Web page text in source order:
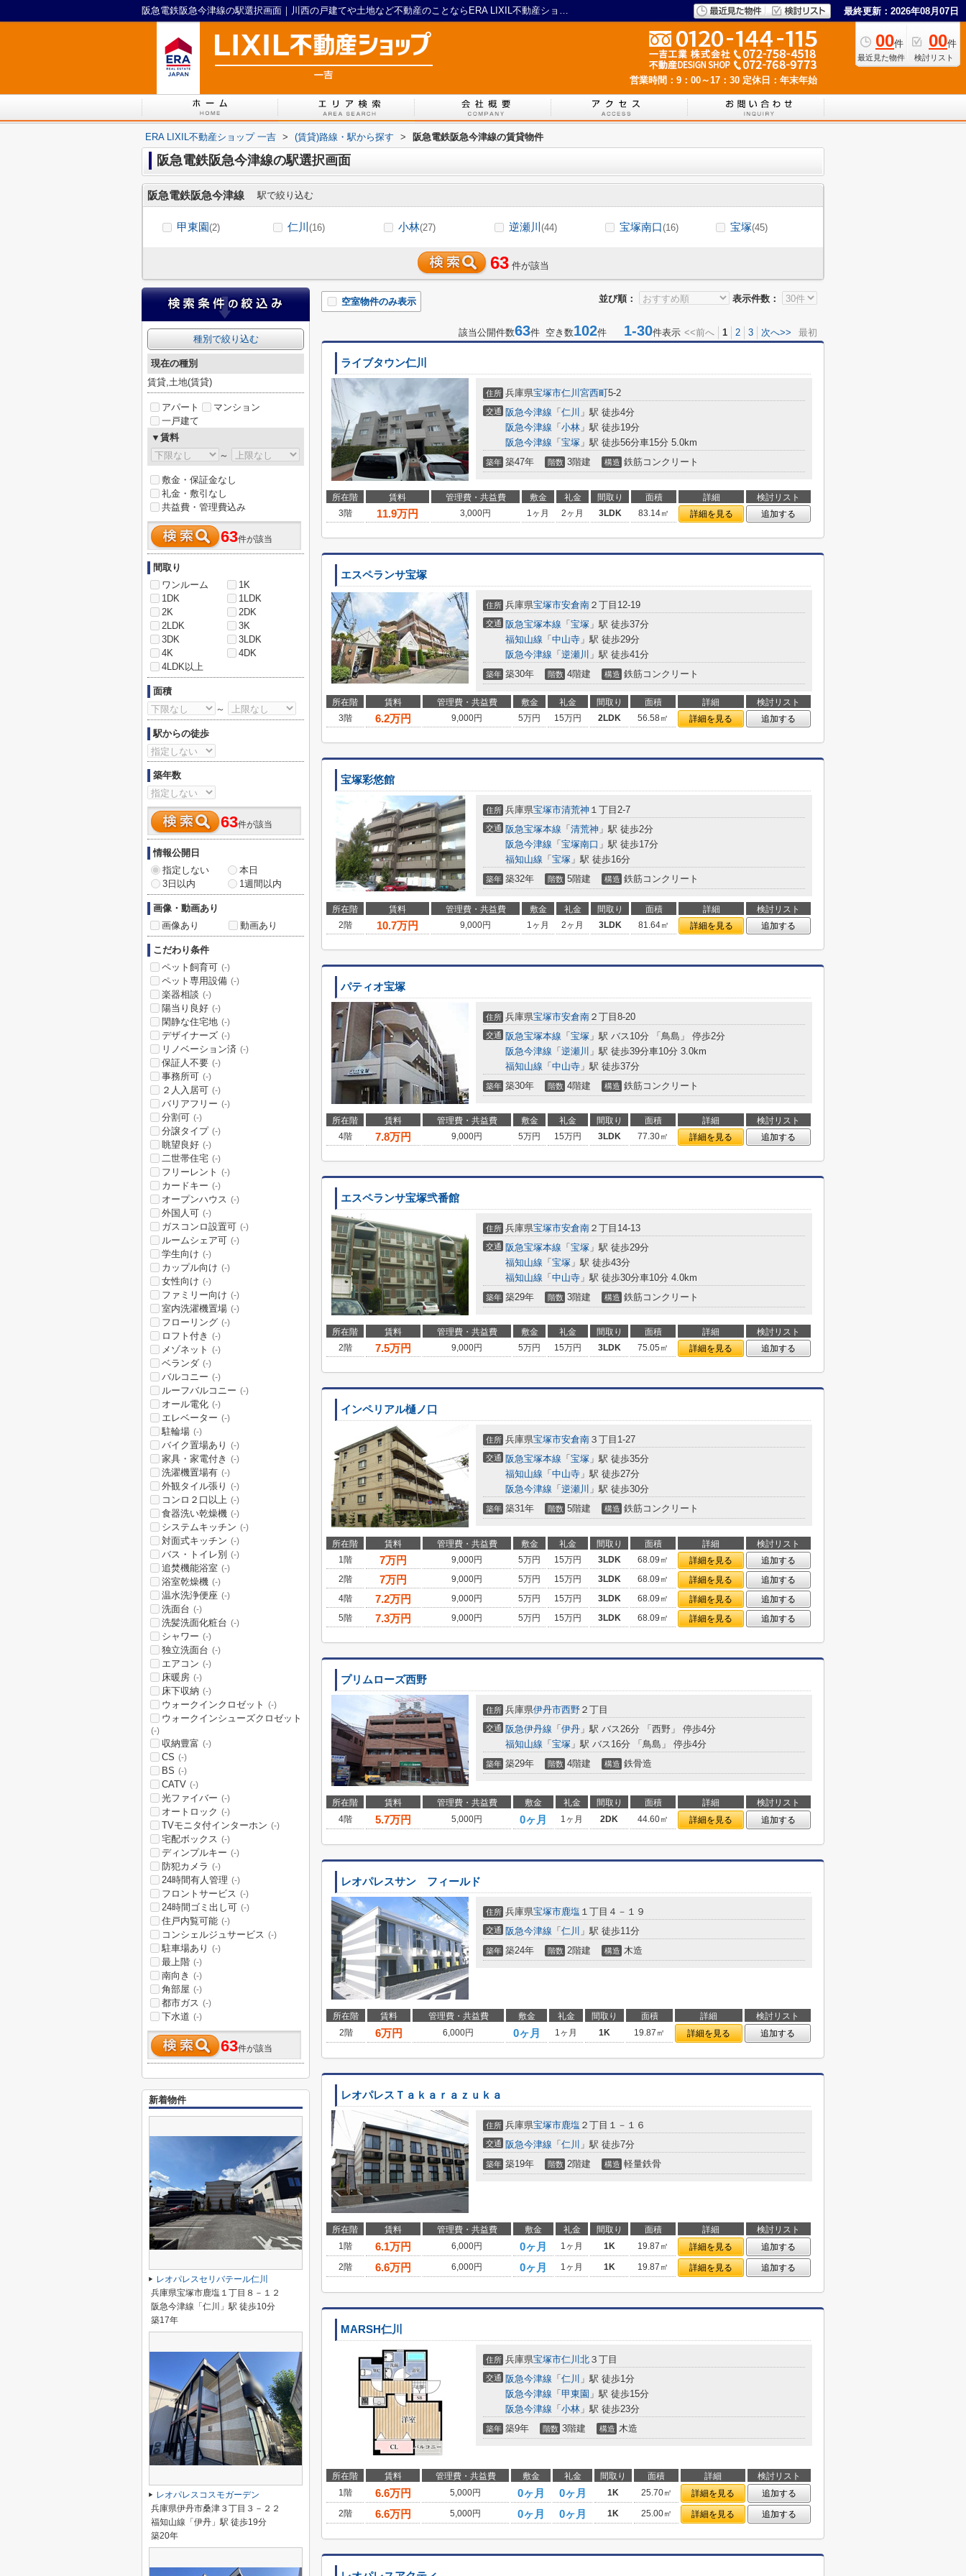
阪急電鉄阪急今津線の駅選択画面｜川西の戸建てや土地など不動産のことならERA LIXIL不動産ショップ 一吉 最終更新：2026年08月07日
00件
最近見た物件
00件
検討リスト
営業時間：9：00～17：30 定休日：年末年始
ERA LIXIL不動産ショップ 一吉 > (賃貸)路線・駅から探す > 阪急電鉄阪急今津線の賃貸物件
阪急電鉄阪急今津線の駅選択画面
阪急電鉄阪急今津線 駅で絞り込む
甲東園(2) 仁川 (16) 小林(27) 逆瀬川 (44) 宝塚南口(16) 宝塚(45)
63 件が該当
並び順： 表示件数：
空室物件のみ表示
該当公開件数63件 空き数102件 1-30件表示 <<前へ 1 2 3 次へ>> 最初
ライブタウン仁川
住所 兵庫県宝塚市仁川宮西町5-2
交通 阪急今津線 「 仁川 」駅 徒歩4分
阪急今津線 「 小林 」駅 徒歩19分
阪急今津線 「 宝塚 」駅 徒歩56分車15分 5.0km
築年 築47年 階数 3階建 構造 鉄筋コンクリート
所在階 賃料 管理費・共益費 敷金 礼金 間取り 面積 詳細
検討リスト
3階
11.9万円 3,000円 1ヶ月 2ヶ月 3LDK 83.14㎡ 詳細を見る 追加する
エスペランサ宝塚
住所 兵庫県宝塚市安倉南 ２丁目12-19
交通 阪急宝塚本線 「 宝塚 」駅 徒歩37分
福知山線 「 中山寺 」駅 徒歩29分
阪急今津線 「 逆瀬川 」駅 徒歩41分
築年 築30年 階数 4階建 構造 鉄筋コンクリート
所在階 賃料 管理費・共益費 敷金 礼金 間取り 面積 詳細
検討リスト
3階
6.2万円 9,000円 5万円 15万円 2LDK 56.58㎡ 詳細を見る 追加する
宝塚彩悠館
住所 兵庫県宝塚市清荒神 １丁目2-7
交通 阪急宝塚本線 「 清荒神 」駅 徒歩2分
阪急今津線 「 宝塚南口 」駅 徒歩17分
福知山線 「 宝塚 」駅 徒歩16分
築年 築32年 階数 5階建 構造 鉄筋コンクリート
所在階 賃料 管理費・共益費 敷金 礼金 間取り 面積 詳細
検討リスト
2階
10.7万円 9,000円 1ヶ月 2ヶ月 3LDK 81.64㎡ 詳細を見る 追加する
パティオ宝塚
住所 兵庫県宝塚市安倉南 ２丁目8-20
交通 阪急宝塚本線 「 宝塚 」駅 バス10分 「鳥島」 停歩2分
阪急今津線 「 逆瀬川 」駅 徒歩39分車10分 3.0km
福知山線 「 中山寺 」駅 徒歩37分
築年 築30年 階数 4階建 構造 鉄筋コンクリート
所在階 賃料 管理費・共益費 敷金 礼金 間取り 面積 詳細
検討リスト
4階
7.8万円 9,000円 5万円 15万円 3LDK 77.30㎡ 詳細を見る 追加する
エスペランサ宝塚弐番館
住所 兵庫県宝塚市安倉南 ２丁目14-13
交通 阪急宝塚本線 「 宝塚 」駅 徒歩29分
福知山線 「 宝塚 」駅 徒歩43分
福知山線 「 中山寺 」駅 徒歩30分車10分 4.0km
築年 築29年 階数 3階建 構造 鉄筋コンクリート
所在階 賃料 管理費・共益費 敷金 礼金 間取り 面積 詳細
検討リスト
2階
7.5万円 9,000円 5万円 15万円 3LDK 75.05㎡ 詳細を見る 追加する
インペリアル樋ノ口
住所 兵庫県宝塚市安倉南 ３丁目1-27
交通 阪急宝塚本線 「 宝塚 」駅 徒歩35分
福知山線 「 中山寺 」駅 徒歩27分
阪急今津線 「 逆瀬川 」駅 徒歩30分
築年 築31年 階数 5階建 構造 鉄筋コンクリート
所在階 賃料 管理費・共益費 敷金 礼金 間取り 面積 詳細
検討リスト
1階
7万円 9,000円 5万円 15万円 3LDK 68.09㎡ 詳細を見る
追加する
2階
7万円 9,000円 5万円 15万円 3LDK 68.09㎡ 詳細を見る
追加する
4階
7.2万円 9,000円 5万円 15万円 3LDK 68.09㎡ 詳細を見る
追加する
5階
7.3万円 9,000円 5万円 15万円 3LDK 68.09㎡ 詳細を見る 追加する
プリムローズ西野
住所 兵庫県伊丹市西野 ２丁目
交通 阪急伊丹線 「 伊丹 」駅 バス26分 「西野」 停歩4分
福知山線 「 宝塚 」駅 バス16分 「鳥島」 停歩4分
築年 築29年 階数 4階建 構造 鉄骨造
所在階 賃料 管理費・共益費 敷金 礼金 間取り 面積 詳細
検討リスト
4階
5.7万円 5,000円 0ヶ月 1ヶ月 2DK 44.60㎡ 詳細を見る 追加する
レオパレスサン フィールド
住所 兵庫県宝塚市鹿塩 １丁目４－１９
交通 阪急今津線 「 仁川 」駅 徒歩11分
築年 築24年 階数 2階建 構造 木造
所在階 賃料 管理費・共益費 敷金 礼金 間取り 面積 詳細
検討リスト
2階
6万円 6,000円 0ヶ月 1ヶ月 1K 19.87㎡ 詳細を見る 追加する
レオパレスＴａｋａｒａｚｕｋａ
住所 兵庫県宝塚市鹿塩 ２丁目１－１６
交通 阪急今津線 「 仁川 」駅 徒歩7分
築年 築19年 階数 2階建 構造 軽量鉄骨
所在階 賃料 管理費・共益費 敷金 礼金 間取り 面積 詳細
検討リスト
1階
6.1万円 6,000円 0ヶ月 1ヶ月 1K 19.87㎡ 詳細を見る
追加する
2階
6.6万円 6,000円 0ヶ月 1ヶ月 1K 19.87㎡ 詳細を見る 追加する
MARSH仁川
住所 兵庫県宝塚市仁川北 ３丁目
交通 阪急今津線 「 仁川 」駅 徒歩1分
阪急今津線 「 甲東園 」駅 徒歩15分
阪急今津線 「 小林 」駅 徒歩23分
築年 築9年 階数 3階建 構造 木造
所在階 賃料 管理費・共益費 敷金 礼金 間取り 面積 詳細
検討リスト
1階
6.6万円 5,000円 0ヶ月 0ヶ月 1K 25.70㎡ 詳細を見る
追加する
2階
6.6万円 5,000円 0ヶ月 0ヶ月 1K 25.00㎡ 詳細を見る 追加する
種別で絞り込む
現在の種別
賃貸,土地(賃貸)
アパート
マンション
一戸建て
▼賃料
～
敷金・保証金なし
礼金・敷引なし
共益費・管理費込み
63件が該当
間取り
ワンルーム
1K
1DK
1LDK
2K
2DK
2LDK
3K
3DK
3LDK
4K
4DK
4LDK以上
面積
～
駅からの徒歩
築年数
63件が該当
情報公開日
指定しない
本日
3日以内
1週間以内
画像・動画あり
画像あり
動画あり
こだわり条件
ペット飼育可 (-)
ペット専用設備 (-)
楽器相談 (-)
陽当り良好 (-)
閑静な住宅地 (-)
デザイナーズ (-)
リノベーション済 (-)
保証人不要 (-)
事務所可 (-)
２人入居可 (-)
バリアフリー (-)
分割可 (-)
分譲タイプ (-)
眺望良好 (-)
二世帯住宅 (-)
フリーレント (-)
カードキー (-)
オープンハウス (-)
外国人可 (-)
ガスコンロ設置可 (-)
ルームシェア可 (-)
学生向け (-)
カップル向け (-)
女性向け (-)
ファミリー向け (-)
室内洗濯機置場 (-)
フローリング (-)
ロフト付き (-)
メゾネット (-)
ベランダ (-)
バルコニー (-)
ルーフバルコニー (-)
オール電化 (-)
エレベーター (-)
駐輪場 (-)
バイク置場あり (-)
家具・家電付き (-)
洗濯機置場有 (-)
外観タイル張り (-)
コンロ２口以上 (-)
食器洗い乾燥機 (-)
システムキッチン (-)
対面式キッチン (-)
バス・トイレ別 (-)
追焚機能浴室 (-)
浴室乾燥機 (-)
温水洗浄便座 (-)
洗面台 (-)
洗髪洗面化粧台 (-)
シャワー (-)
独立洗面台 (-)
エアコン (-)
床暖房 (-)
床下収納 (-)
ウォークインクロゼット (-)
ウォークインシューズクロゼット
(-)
収納豊富 (-)
CS (-)
BS (-)
CATV (-)
光ファイバー (-)
オートロック (-)
TVモニタ付インターホン (-)
宅配ボックス (-)
ディンプルキー (-)
防犯カメラ (-)
24時間有人管理 (-)
フロントサービス (-)
24時間ゴミ出し可 (-)
住戸内覧可能 (-)
コンシェルジュサービス (-)
駐車場あり (-)
最上階 (-)
南向き (-)
角部屋 (-)
都市ガス (-)
下水道 (-)
63件が該当
新着物件
レオパレスセリバテール仁川
兵庫県宝塚市鹿塩１丁目８－１２
阪急今津線「仁川」駅 徒歩10分
築17年
レオパレスコスモガーデン
兵庫県伊丹市桑津３丁目３－２２
福知山線「伊丹」駅 徒歩19分
築20年